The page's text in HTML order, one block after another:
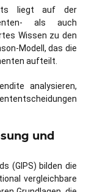
liegt auf der
als auch
Wissen zu den
Modell, das die
aufteilt.
analysieren,
und
(GIPS) bilden die
vergleichbare